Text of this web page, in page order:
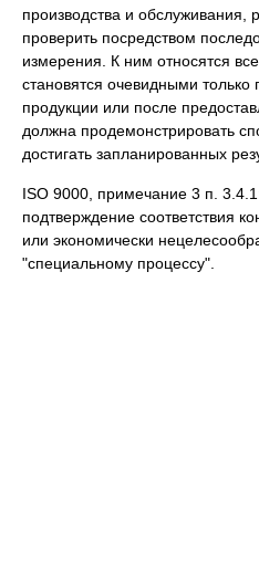
производства и обслуживания,
проверить посредством
измерения. К ним относятся
становятся очевидными только
продукции или после
должна продемонстрировать
достигать запланированных
ISO 9000, примечание 3 п.
подтверждение соответствия
или экономически
"специальному процессу".